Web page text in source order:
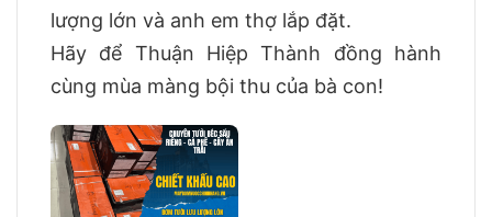
lượng lớn và anh em thợ lắp đặt.
Hãy để Thuận Hiệp Thành đồng hành
cùng mùa màng bội thu của bà con!